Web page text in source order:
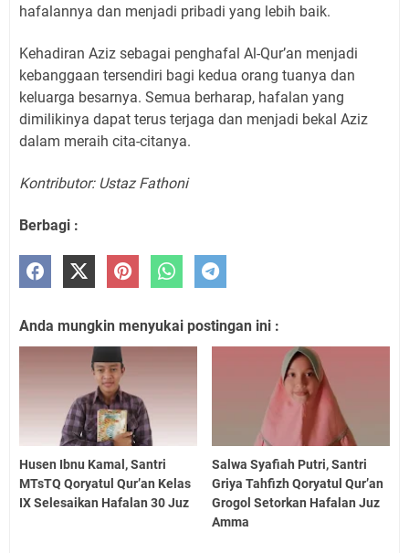
hafalannya dan menjadi pribadi yang lebih baik.
Kehadiran Aziz sebagai penghafal Al-Qur’an menjadi
kebanggaan tersendiri bagi kedua orang tuanya dan
keluarga besarnya. Semua berharap, hafalan yang
dimilikinya dapat terus terjaga dan menjadi bekal Aziz
dalam meraih cita-citanya.
Kontributor: Ustaz Fathoni
Berbagi :
Anda mungkin menyukai postingan ini :
Husen Ibnu Kamal, Santri
MTsTQ Qoryatul Qur’an Kelas
IX Selesaikan Hafalan 30 Juz
Salwa Syafiah Putri, Santri
Griya Tahfizh Qoryatul Qur’an
Grogol Setorkan Hafalan Juz
Amma